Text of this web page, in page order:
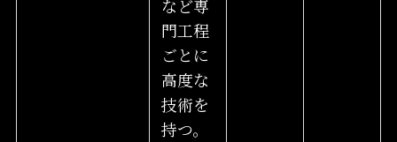
など専
門工程
ごとに
高度な
技術を
持つ。